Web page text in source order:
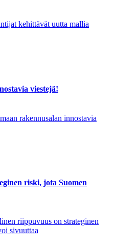
kehittävät uutta mallia
viestejä!
rakennusalan innostavia
riski, jota Suomen
riippuvuus on strateginen
sivuuttaa